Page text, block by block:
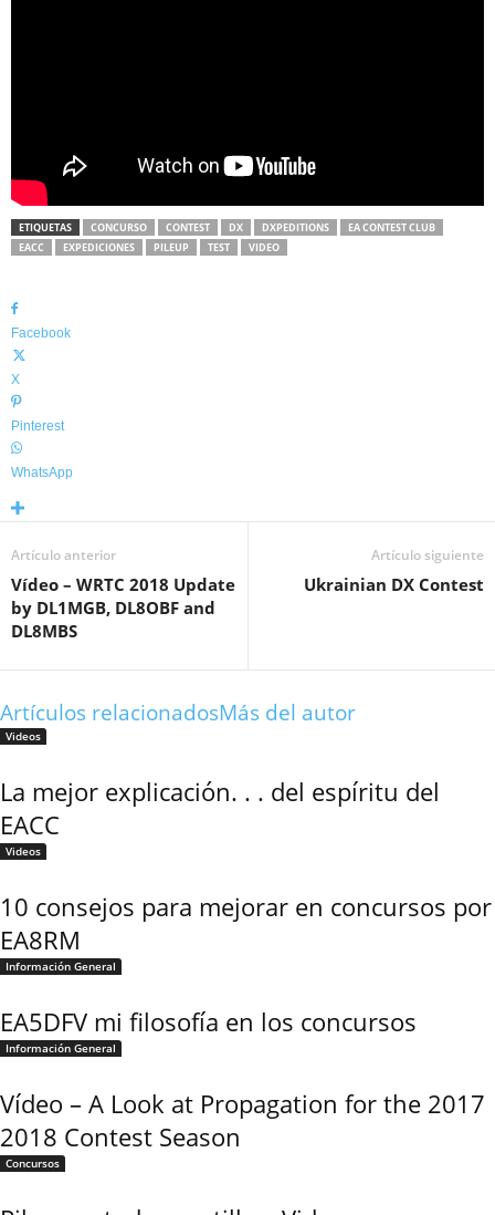
ETIQUETAS CONCURSO CONTEST DX DXPEDITIONS
EA CONTEST CLUB
EACC
EXPEDICIONES PILEUP TEST VIDEO
Facebook
X
Pinterest
WhatsApp
Artículo anterior
Vídeo – WRTC 2018 Update
by DL1MGB, DL8OBF and
DL8MBS
Artículo siguiente
Ukrainian DX Contest
Artículos relacionadosMás del autor
Videos
La mejor explicación. . . del espíritu del
EACC
Videos
10 consejos para mejorar en concursos por
EA8RM
Información General
EA5DFV mi filosofía en los concursos
Información General
Vídeo – A Look at Propagation for the 2017
2018 Contest Season
Concursos